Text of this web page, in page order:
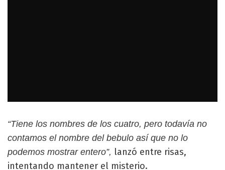
“Tiene los nombres de los cuatro, pero todavía no
contamos el nombre del bebulo así que no lo
podemos mostrar entero”, lanzó entre risas,
intentando mantener el misterio.